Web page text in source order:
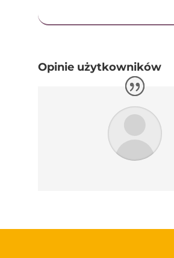
Opinie użytkowników